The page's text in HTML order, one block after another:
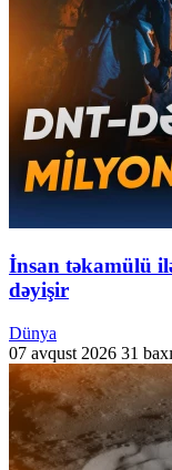
İnsan təkamülü
dəyişir
Dünya
07 avqust 2026 31